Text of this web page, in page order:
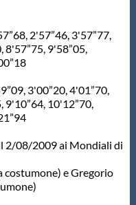
2'57”46, 3'57”77,
8'57”75, 9'58”05,
3'00”20, 4'01”70,
9'10”64, 10'12”70,
2/08/2009 ai Mondiali di
costumone) e Gregorio